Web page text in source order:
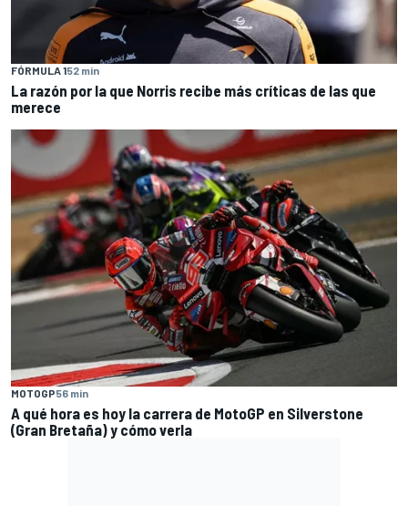
FÓRMULA 152 min
La razón por la que Norris recibe más críticas de las que
merece
MOTOGP56 min
A qué hora es hoy la carrera de MotoGP en Silverstone
(Gran Bretaña) y cómo verla